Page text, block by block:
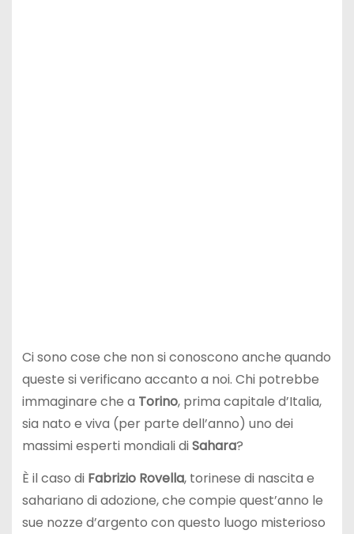
Ci sono cose che non si conoscono anche quando
queste si verificano accanto a noi. Chi potrebbe
immaginare che a Torino, prima capitale d’Italia,
sia nato e viva (per parte dell’anno) uno dei
massimi esperti mondiali diSahara?
È il caso di Fabrizio Rovella, torinese di nascita e
sahariano di adozione, che compie quest’anno le
sue nozze d’argento con questo luogo misterioso